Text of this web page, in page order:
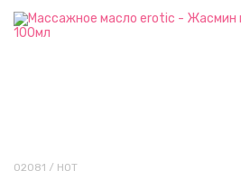
02081 / HOT